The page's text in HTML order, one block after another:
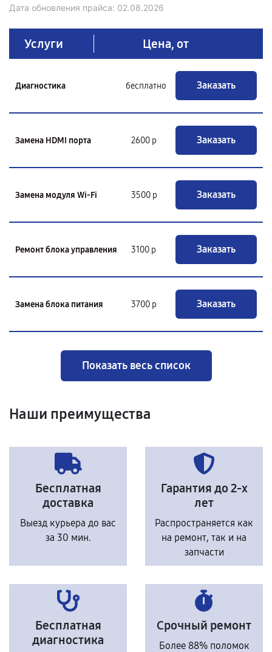
Дата обновления прайса: 02.08.2026
Услуги Цена, от
Диагностика бесплатно Заказать
Замена HDMI порта 2600 р Заказать
Замена модуля Wi-Fi 3500 р Заказать
Ремонт блока управления 3100 р Заказать
Замена блока питания 3700 р Заказать
Показать весь список
Наши преимущества
Бесплатная
доставка
Выезд курьера до вас
за 30 мин.
Гарантия до 2-х
лет
Распространяется как
на ремонт, так и на
запчасти
Бесплатная
диагностика
Срочный ремонт
Более 88% поломок